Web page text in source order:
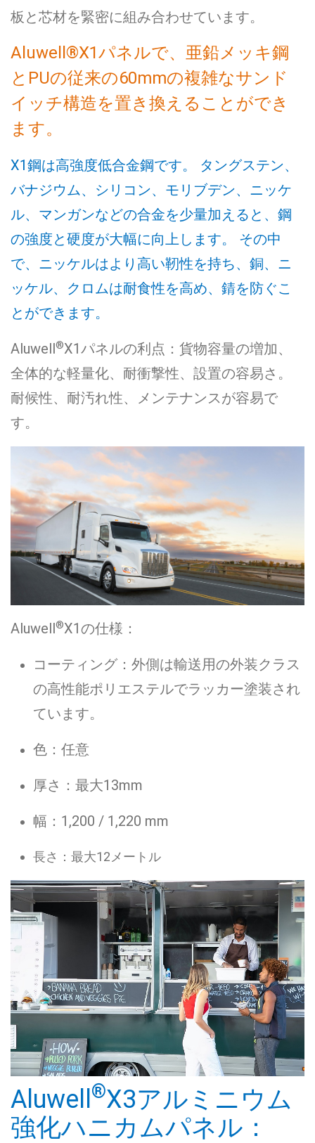
板と芯材を緊密に組み合わせています。
Aluwell®X1パネルで、亜鉛メッキ鋼
とPUの従来の60mmの複雑なサンド
イッチ構造を置き換えることができ
ます。
X1鋼は高強度低合金鋼です。 タングステン、
バナジウム、シリコン、モリブデン、ニッケ
ル、マンガンなどの合金を少量加えると、鋼
の強度と硬度が大幅に向上します。 その中
で、ニッケルはより高い靭性を持ち、銅、ニ
ッケル、クロムは耐食性を高め、錆を防ぐこ
とができます。
Aluwell®X1パネルの利点：貨物容量の増加、
全体的な軽量化、耐衝撃性、設置の容易さ。
耐候性、耐汚れ性、メンテナンスが容易で
す。
Aluwell ®X1の仕様：
コーティング：外側は輸送用の外装クラス
の高性能ポリエステルでラッカー塗装され
ています。
色：任意
厚さ：最大13mm
幅：1,200 / 1,220 mm
長さ：最大12メートル
Aluwell ®X3アルミニウム
強化ハニカムパネル：